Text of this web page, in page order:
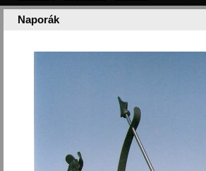
Naporák